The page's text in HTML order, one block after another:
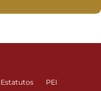
Estatutos
PEI